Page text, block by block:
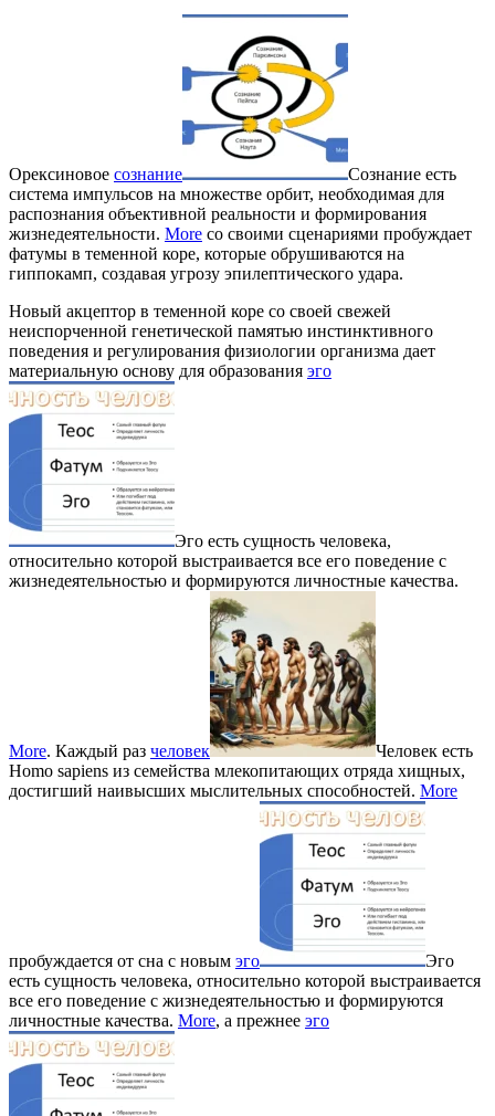
Орексиновое сознание
Сознание есть
система импульсов на множестве орбит, необходимая для
распознания объективной реальности и формирования
жизнедеятельности. More со своими сценариями пробуждает
фатумы в теменной коре, которые обрушиваются на
гиппокамп, создавая угрозу эпилептического удара.
Новый акцептор в теменной коре со своей свежей
неиспорченной генетической памятью инстинктивного
поведения и регулирования физиологии организма дает
материальную основу для образования эго
Эго есть сущность человека,
относительно которой выстраивается все его поведение с
жизнедеятельностью и формируются личностные качества.
More. Каждый раз человек
Человек есть
Homo sapiens из семейства млекопитающих отряда хищных,
достигший наивысших мыслительных способностей. More
пробуждается от сна с новым эго
Эго
есть сущность человека, относительно которой выстраивается
все его поведение с жизнедеятельностью и формируются
личностные качества. More, а прежнее эго